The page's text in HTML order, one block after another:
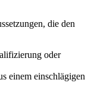
die den
oder
einem einschlägigen